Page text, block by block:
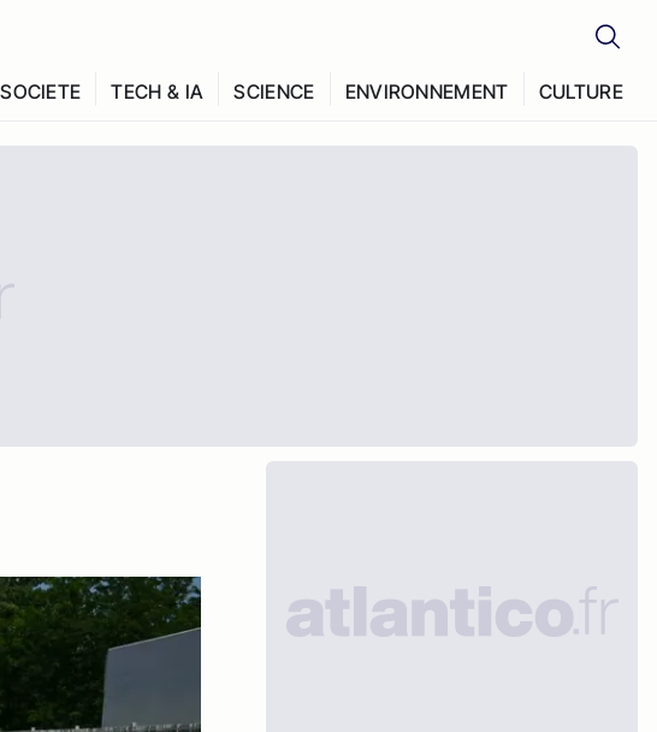
SOCIETE TECH & IA SCIENCE ENVIRONNEMENT CULTURE